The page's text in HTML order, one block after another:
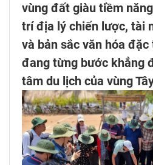
vùng đất giàu tiềm
trí địa lý chiến lược, tài
và bản sắc văn hóa
đang từng bước khẳng
tâm du lịch của vùng